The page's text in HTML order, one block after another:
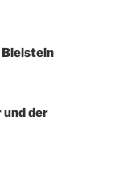
und der